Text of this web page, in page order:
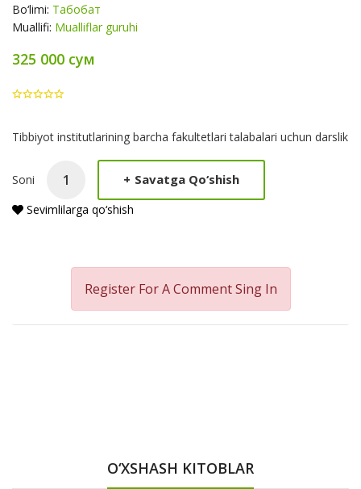
Bo‘limi: Табобат
Muallifi: Mualliflar guruhi
325 000 сум
Product
Tibbiyot institutlarining barcha fakultetlari talabalari uchun darslik
Soni + Savatga Qo‘shish
Sevimlilarga qo‘shish
Register For A CommentSing In
O‘XSHASH KITOBLAR